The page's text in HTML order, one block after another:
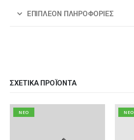
ΕΠΙΠΛΈΟΝ ΠΛΗΡΟΦΟΡΊΕΣ
ΣΧΕΤΙΚΆ ΠΡΟΪΌΝΤΑ
NEO NEO